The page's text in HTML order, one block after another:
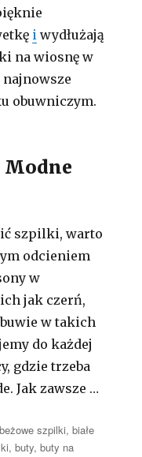
i wydłużają
na wiosnę w
najnowsze
obuwniczym.
Modne
szpilki, warto
odcieniem
w
jak czerń,
w takich
do każdej
gdzie trzeba
Jak zawsze …
Tagi
beżowe szpilki,białe
,buty,buty na